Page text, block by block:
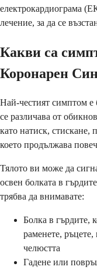
електрокардиограма
лечение, за да се
Какви са
Коронарен
Най-честият симптом е
се различава от
като натиск, стискане,
което продължава
Тялото ви може да
освен болката в
трябва да внимавате:
Болка в гърдите,
раменете, ръцете,
челюстта
Гадене или